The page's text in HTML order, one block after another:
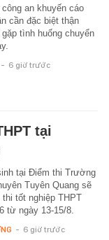
an khuyến cáo
cần đặc biệt thận
tình huống chuyển
- 6 giờ trước
tại
tại Điểm thi Trường
Tuyên Quang sẽ
tốt nghiệp THPT
từ ngày 13-15/8.
- 6 giờ trước